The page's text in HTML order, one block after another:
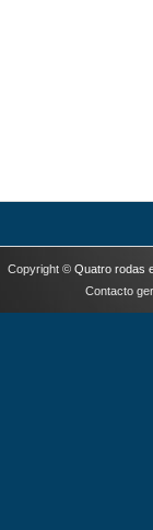
Copyright © Quatro rodas
Contacto